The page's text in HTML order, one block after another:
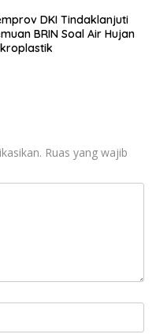
DKI Tindaklanjuti
BRIN Soal Air Hujan
Ruas yang wajib